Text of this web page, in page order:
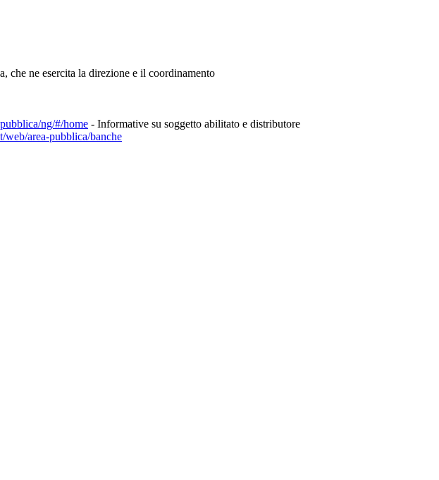
che ne esercita la direzione e il coordinamento
ng/#/home - Informative su soggetto abilitato e distributore
area-pubblica/banche